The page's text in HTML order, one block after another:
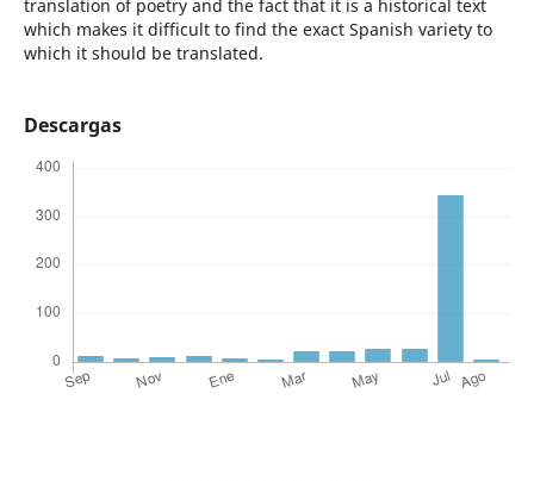
translation of poetry and the fact that it is a historical text
which makes it difficult to find the exact Spanish variety to
which it should be translated.
Descargas